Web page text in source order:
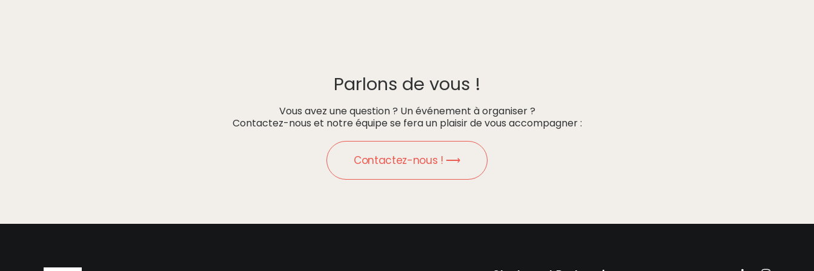
Parlons de vous !
Vous avez une question ? Un événement à organiser ?
Contactez-nous et notre équipe se fera un plaisir de vous accompagner :
Contactez-nous ! ⟶